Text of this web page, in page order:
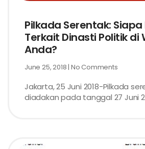
Pilkada Serentak:
Terkait Dinasti Politik di
Anda?
June 25, 2018 No Comments
Jakarta, 25 Juni 2018-Pilkada
diadakan pada tanggal 27 Juni